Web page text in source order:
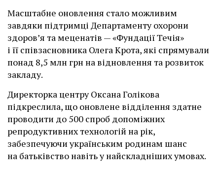
Масштабне оновлення стало можливим
завдяки підтримці Департаменту охорони
здоров’я та меценатів — «Фундації Течія»
і її співзасновника Олега Крота, які спрямували
понад 8,5 млн грн на відновлення та розвиток
закладу.
Директорка центру Оксана Голікова
підкреслила, що оновлене відділення здатне
проводити до 500 спроб допоміжних
репродуктивних технологій на рік,
забезпечуючи українським родинам шанс
на батьківство навіть у найскладніших умовах.